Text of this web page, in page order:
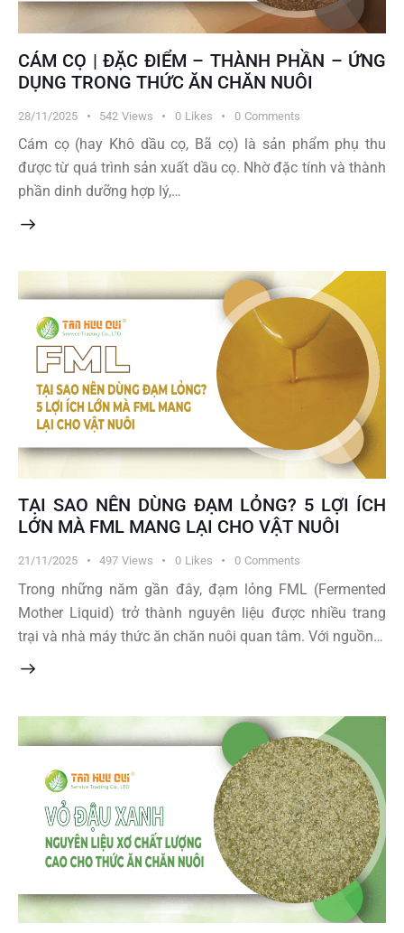
CÁM CỌ | ĐẶC ĐIỂM – THÀNH PHẦN – ỨNG
DỤNG TRONG THỨC ĂN CHĂN NUÔI
28/11/2025 542 Views 0 Likes 0 Comments
Cám cọ (hay Khô dầu cọ, Bã cọ) là sản phẩm phụ thu
được từ quá trình sản xuất dầu cọ. Nhờ đặc tính và thành
phần dinh dưỡng hợp lý,…
TẠI SAO NÊN DÙNG ĐẠM LỎNG? 5 LỢI ÍCH
LỚN MÀ FML MANG LẠI CHO VẬT NUÔI
21/11/2025 497 Views 0 Likes 0 Comments
Trong những năm gần đây, đạm lỏng FML (Fermented
Mother Liquid) trở thành nguyên liệu được nhiều trang
trại và nhà máy thức ăn chăn nuôi quan tâm. Với nguồn…